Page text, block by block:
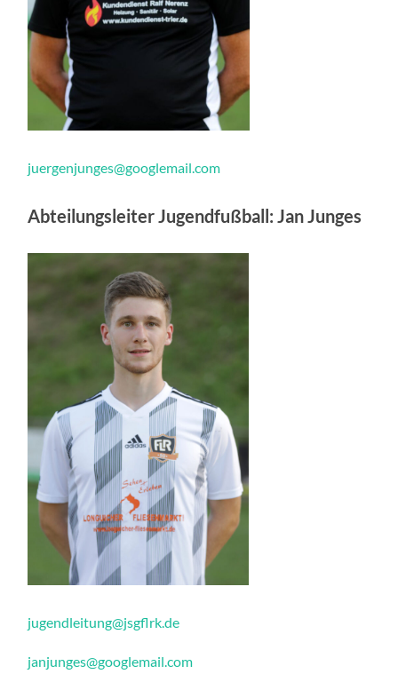
juergenjunges@googlemail.com
Abteilungsleiter Jugendfußball: Jan Junges
jugendleitung@jsgflrk.de
janjunges@googlemail.com